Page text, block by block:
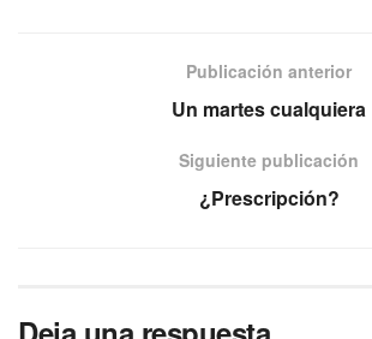
Publicación anterior
Un martes cualquiera
Siguiente publicación
¿Prescripción?